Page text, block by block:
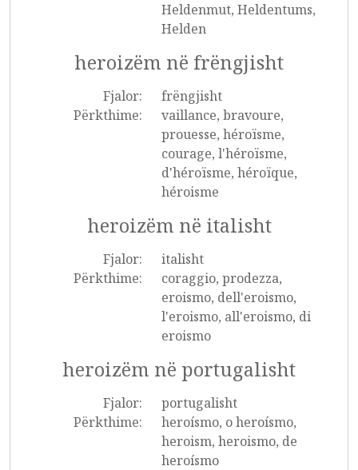
Heldenmut, Heldentums,
Helden
heroizëm në frëngjisht
Fjalor:
frëngjisht
Përkthime:
vaillance, bravoure,
prouesse, héroïsme,
courage, l'héroïsme,
d'héroïsme, héroïque,
héroisme
heroizëm në italisht
Fjalor:
italisht
Përkthime:
coraggio, prodezza,
eroismo, dell'eroismo,
l'eroismo, all'eroismo, di
eroismo
heroizëm në portugalisht
Fjalor:
portugalisht
Përkthime:
heroísmo, o heroísmo,
heroism, heroismo, de
heroísmo